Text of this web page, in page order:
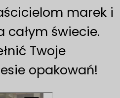
marek i
świecie.
Twoje
opakowań!